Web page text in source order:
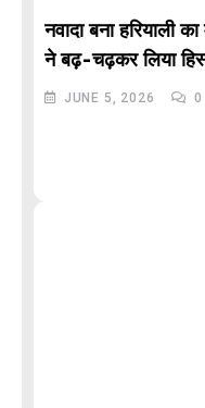
नवादा बना हरियाली
ने बढ़-चढ़कर लिया
JUNE 5, 2026 0